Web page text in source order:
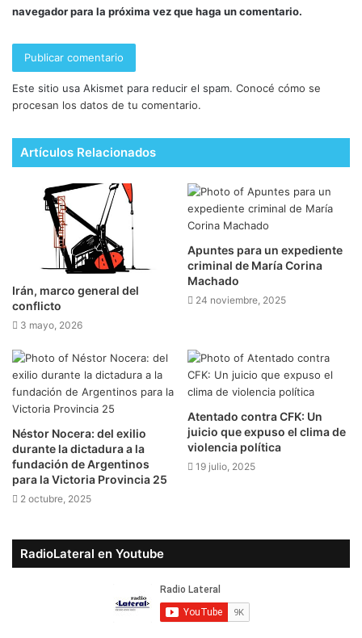
navegador para la próxima vez que haga un comentario.
Este sitio usa Akismet para reducir el spam. Conocé cómo se
procesan los datos de tu comentario.
Artículos Relacionados
Irán, marco general del
conflicto
3 mayo, 2026
Apuntes para un expediente
criminal de María Corina
Machado
24 noviembre, 2025
Néstor Nocera: del exilio
durante la dictadura a la
fundación de Argentinos
para la Victoria Provincia 25
2 octubre, 2025
Atentado contra CFK: Un
juicio que expuso el clima de
violencia política
19 julio, 2025
RadioLateral en Youtube